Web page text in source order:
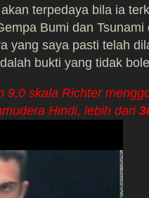
terpedaya bila ia
Bumi dan
yang saya pasti telah
bukti yang tidak
skala Richter
Hindi, lebih dari